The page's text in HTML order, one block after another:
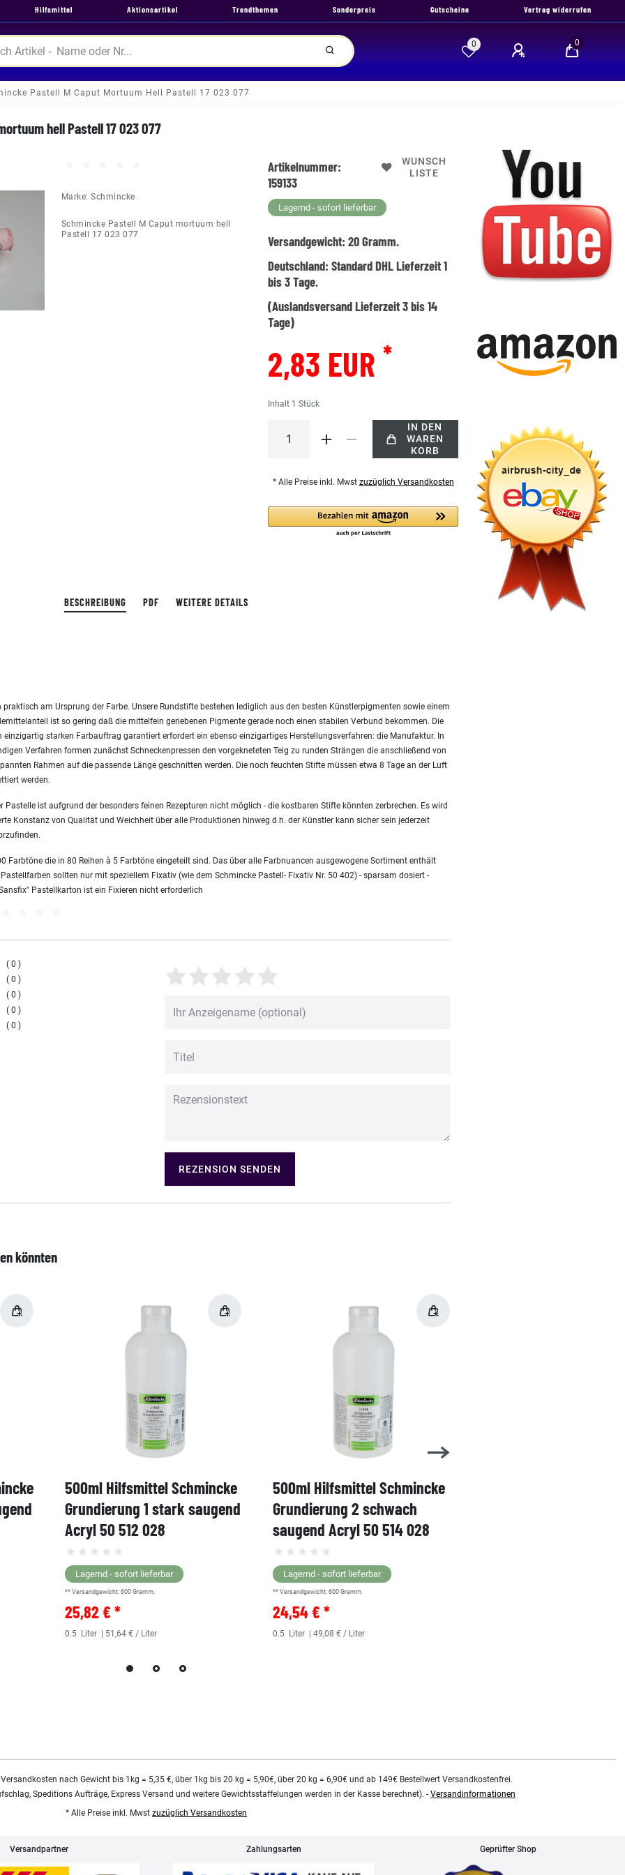
Hilfsmittel Aktionsartikel Trendthemen Sonderpreis Gutscheine Vertrag widerrufen
0 0
Pastell M Caput Mortuum Hell Pastell 17 023 077
hell Pastell 17 023 077
Marke:Schmincke
Schmincke Pastell M Caput mortuum hell
Pastell 17 023 077
Artikelnummer:
159133
WUNSCH
LISTE
Lagernd - sofort lieferbar
Versandgewicht:20Gramm.
Deutschland:Standard DHL Lieferzeit 1
bis 3 Tage.
(Auslandsversand Lieferzeit 3 bis 14
Tage)
2,83 EUR *
Inhalt 1Stück
IN DEN
WAREN
KORB
* Alle Preise inkl. Mwst zuzüglich Versandkosten
BESCHREIBUNG PDF WEITERE DETAILS
am Ursprung der Farbe. Unsere Rundstifte bestehen lediglich aus den besten Künstlerpigmenten sowie einem
ist so gering daß die mittelfein geriebenen Pigmente gerade noch einen stabilen Verbund bekommen. Die
einzigartig starken Farbauftrag garantiert erfordert ein ebenso einzigartiges Herstellungsverfahren: die Manufaktur. In
Verfahren formen zunächst Schneckenpressen den vorgekneteten Teig zu runden Strängen die anschließend von
Rahmen auf die passende Länge geschnitten werden. Die noch feuchten Stifte müssen etwa 8 Tage an der Luft
werden.
Pastelle ist aufgrund der besonders feinen Rezepturen nicht möglich - die kostbaren Stifte könnten zerbrechen. Es wird
Konstanz von Qualität und Weichheit über alle Produktionen hinweg d.h. der Künstler kann sicher sein jederzeit
Farbtöne die in 80 Reihen à 5 Farbtöne eingeteilt sind. Das über alle Farbnuancen ausgewogene Sortiment enthält
sollten nur mit speziellem Fixativ (wie dem Schmincke Pastell- Fixativ Nr. 50 402) - sparsam dosiert -
Pastellkarton ist ein Fixieren nicht erforderlich
0
0
0
0
0
REZENSION SENDEN
könnten
500ml Hilfsmittel Schmincke
Grundierung 1 stark saugend
Acryl 50 512 028
Lagernd - sofort lieferbar
** Versandgewicht: 600 Gramm.
25,82 € *
0.5 Liter | 51,64 € / Liter
500ml Hilfsmittel Schmincke
Grundierung 2 schwach
saugend Acryl 50 514 028
Lagernd - sofort lieferbar
** Versandgewicht:600 Gramm.
24,54 € *
0.5 Liter | 49,08 € / Liter
nach Gewicht bis 1kg = 5,35 €, über 1kg bis 20 kg = 5,90€, über 20 kg = 6,90€ und ab 149€ Bestellwert Versandkostenfrei.
Speditions Aufträge, Express Versand und weitere Gewichtsstaffelungen werden in der Kasse berechnet). - Versandinformationen
* Alle Preise inkl. Mwst zuzüglich Versandkosten
Versandpartner Zahlungsarten Geprüfter Shop